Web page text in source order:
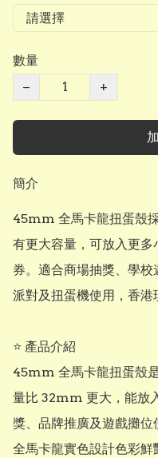
數量
−
+
簡介
45mm 全馬卡龍扭蛋殼
有更大容量，可放入更
券。適合商場抽獎、學
派對及扭蛋機使用，香港
⭐ 產品介紹
45mm 全馬卡龍扭蛋殼
量比 32mm 更大，能放
獎、品牌推廣及遊戲攤位
全馬卡龍實色設計色彩